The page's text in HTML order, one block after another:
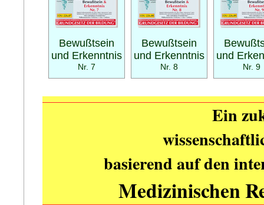
Bewußtsein
und Erkenntnis
Nr. 7
Bewußtsein
und Erkenntnis
Nr. 8
und
Nr. 9
Ein
basierend auf den
Medizinischen